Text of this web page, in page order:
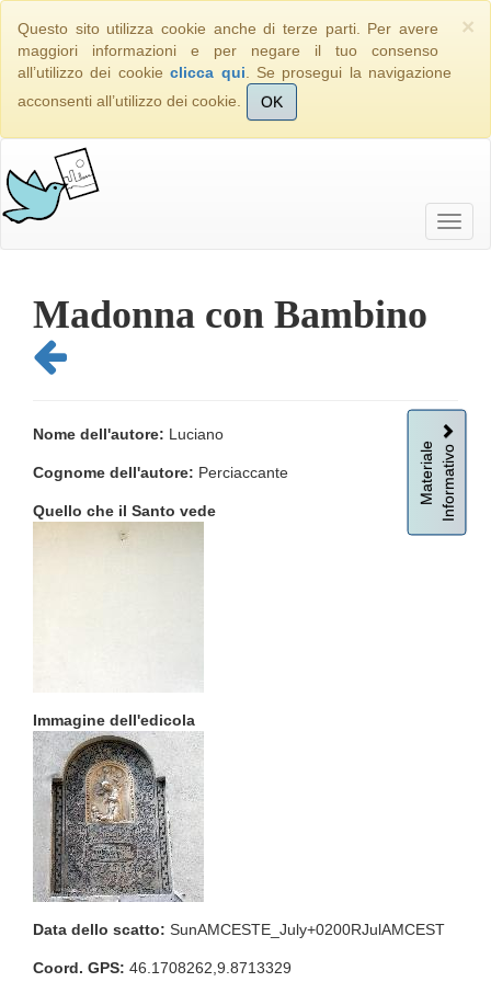
×
Questo sito utilizza cookie anche di terze parti. Per avere
maggiori informazioni e per negare il tuo consenso
all’utilizzo dei cookieclicca qui . Se prosegui la navigazione
acconsenti all’utilizzo dei cookie.
OK
Madonna con Bambino
MaterialeInformativo
Nome dell'autore: Luciano
Cognome dell'autore: Perciaccante
Quello che il Santo vede
Immagine dell'edicola
Data dello scatto: SunAMCESTE_July+0200RJulAMCEST
Coord. GPS: 46.1708262,9.8713329